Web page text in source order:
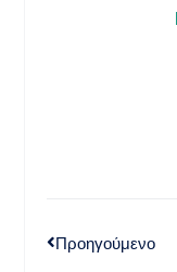
Προηγούμενο